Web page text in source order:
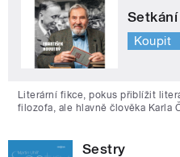
Koupit
Literární fikce, pokus přiblížit
filozofa, ale hlavně člověka Karla
Sestry